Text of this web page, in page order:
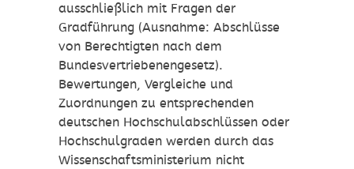
ausschließlich mit Fragen der
Gradführung (Ausnahme: Abschlüsse
von Berechtigten nach dem
Bundesvertriebenengesetz).
Bewertungen, Vergleiche und
Zuordnungen zu entsprechenden
deutschen Hochschulabschlüssen oder
Hochschulgraden werden durch das
Wissenschaftsministerium nicht